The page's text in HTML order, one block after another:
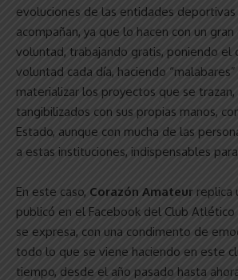
evoluciones de las entidades deportivas
acompañan, ya que lo hacen con un gran
voluntad, trabajando gratis, poniendo el
voluntad cada día, haciendo
materializar los proyectos que se trazan,
tangibilizados con sus propias manos,
Estado, aunque con mucha de las
a estas instituciones, indispensables
En este caso, Corazón Amateur replica
publicó en el Facebook del Club Atlético
se expresa, con una condimento de
todo lo que se viene haciendo en este
tiempo, desde el año pasado hasta